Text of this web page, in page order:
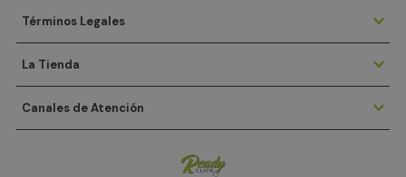
Términos Legales
La Tienda
Canales de Atención